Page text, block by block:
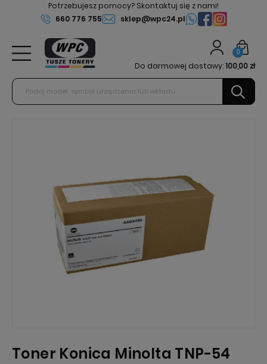
Potrzebujesz pomocy? Skontaktuj się z nami!
660 776 755
sklep@wpc24.pl
0
Do darmowej dostawy:100,00 zł
Toner Konica Minolta TNP-54